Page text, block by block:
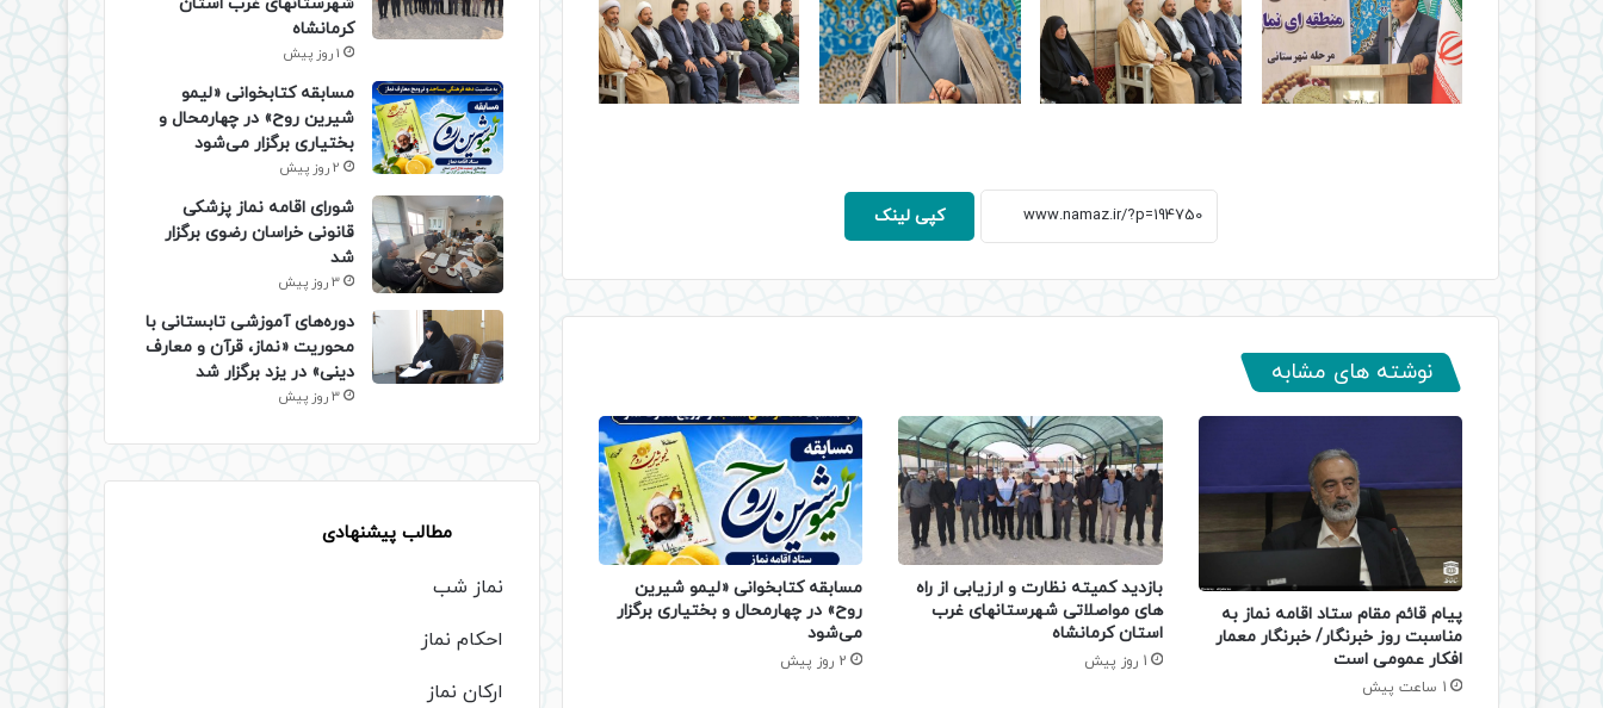
کپی لینک
نوشته های مشابه
پیام قائم مقام ستاد اقامه نماز به
مناسبت روز خبرنگار/ خبرنگار معمار
افکار عمومی است
1 ساعت پیش
بازدید کمیته نظارت و ارزیابی از راه
های مواصلاتی شهرستانهای غرب
استان کرمانشاه
1 روز پیش
مسابقه کتابخوانی «لیمو شیرین
روح» در چهارمحال و بختیاری برگزار
می‌شود
2 روز پیش
کرمانشاه
1 روز پیش
مسابقه کتابخوانی «لیمو
شیرین روح» در چهارمحال و
بختیاری برگزار می‌شود
2 روز پیش
شورای اقامه نماز پزشکی
قانونی خراسان رضوی برگزار
شد
3 روز پیش
دوره‌های آموزشی تابستانی با
محوریت «نماز، قرآن و معارف
دینی» در یزد برگزار شد
3 روز پیش
مطالب پیشنهادی
نماز شب
احکام نماز
ارکان نماز